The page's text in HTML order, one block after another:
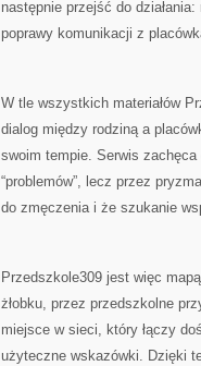
następnie przejść do
poprawy komunikacji z
W tle wszystkich materiałów
dialog między rodziną a
swoim tempie. Serwis
“problemów”, lecz przez
do zmęczenia i że szukanie
Przedszkole309 jest więc
żłobku, przez przedszkolne
miejsce w sieci, który łączy
użyteczne wskazówki. Dzięki